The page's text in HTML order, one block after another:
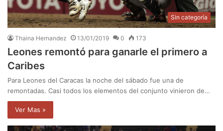
Sin categoría
Thaina Hernandez 13/01/2019 0 173
Leones remontó para ganarle el primero a
Caribes
Para Leones del Caracas la noche del sábado fue una de
remontadas. Casi todos los elementos del conjunto vinieron de…
Ver Mas »